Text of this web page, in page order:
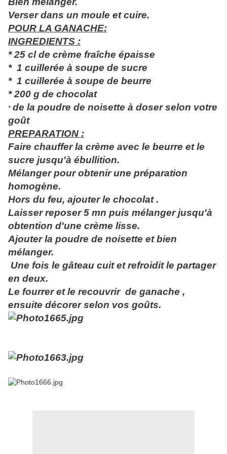
Verser dans un moule et cuire.
POUR LA GANACHE:
INGREDIENTS :
* 25 cl de crème fraîche épaisse
* 1 cuillerée à soupe de sucre
* 1 cuillerée à soupe de beurre
* 200 g de chocolat
* de la poudre de noisette à doser selon votre
goût
PREPARATION :
Faire chauffer la crème avec le beurre et le
sucre jusqu'à ébullition.
Mélanger pour obtenir une préparation
homogène.
Hors du feu, ajouter le chocolat .
Laisser reposer 5 mn puis mélanger jusqu'à
obtention d'une crème lisse.
Ajouter la poudre de noisette et bien
mélanger.
Une fois le gâteau cuit et refroidit le partager
en deux.
Le fourrer et le recouvrir de ganache ,
ensuite décorer selon vos goûts.